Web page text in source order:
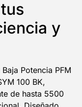
y
Potencia PFM
100 BK,
de hasta 5500